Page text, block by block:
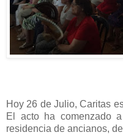
Hoy 26 de Julio, Caritas
El acto ha comenzado
residencia de ancianos,